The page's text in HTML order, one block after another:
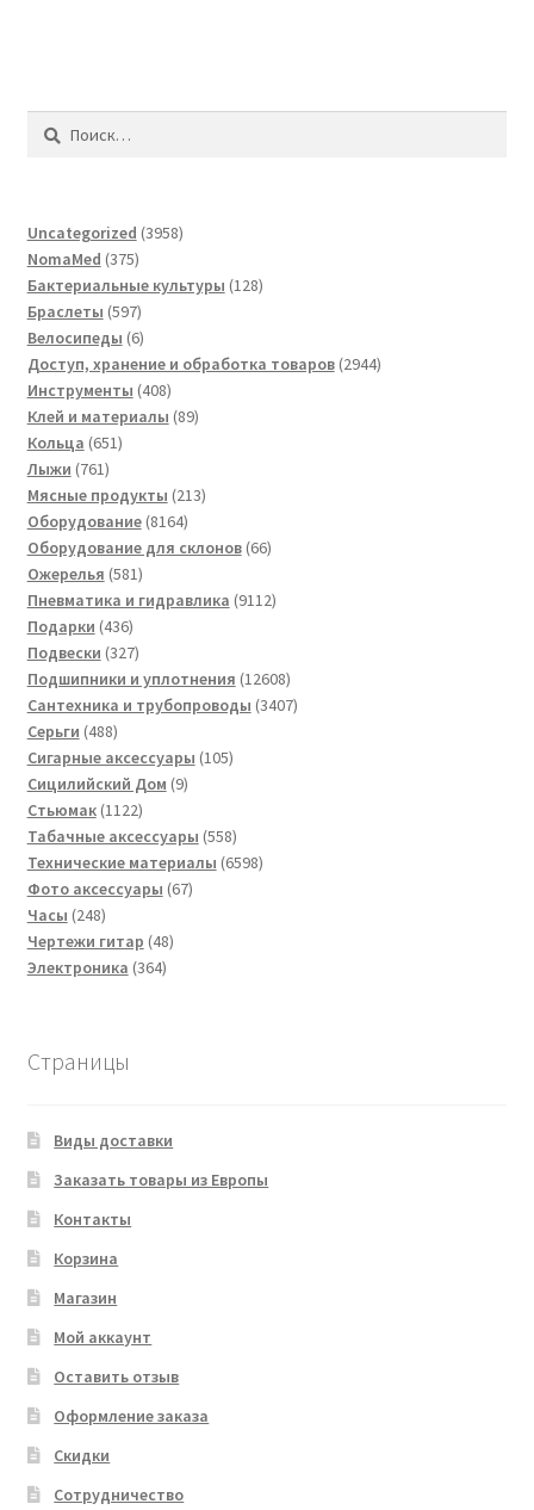
Найти:
Uncategorized 39583958
NomaMed 375375
товаров
Бактериальные культуры 128128
Браслеты 597597
товаров
Велосипеды 66
товаров
Доступ, хранение и обработка товаров 29442944
Инструменты 408408
товаров
Клей и материалы 8989
Кольца 651651
Лыжи 761761
товар
Мясные продукты 213213
Оборудование 81648164
товара
Оборудование для склонов 6666
Ожерелья 581581
товар
Пневматика и гидравлика 91129112
Подарки 436436
товаров
Подвески 327327
товаров
Подшипники и уплотнения 1260812608
товаров
Сантехника и трубопроводы 34073407
Серьги 488488
товаров
Сигарные аксессуары 105105
Сицилийский Дом 99
Стьюмак 11221122
товара
Табачные аксессуары 558558
товаров
Технические материалы 65986598
Фото аксессуары 6767
Часы 248248
товаров
Чертежи гитар 4848
Электроника 364364
Страницы
Виды доставки
Заказать товары из Европы
Контакты
Корзина
Магазин
Мой аккаунт
Оставить отзыв
Оформление заказа
Скидки
Сотрудничество